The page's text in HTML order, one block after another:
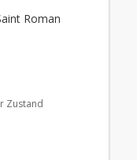
Roman
Zustand